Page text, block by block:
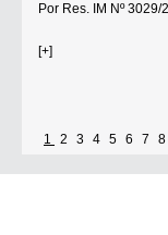
Por Res. IM Nº 3029/
[+]
1 2 3 4 5 6 7 8